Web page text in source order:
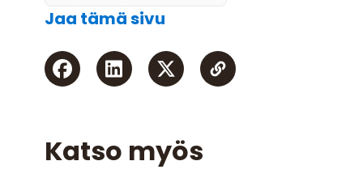
Jaa tämä sivu
Katso myös